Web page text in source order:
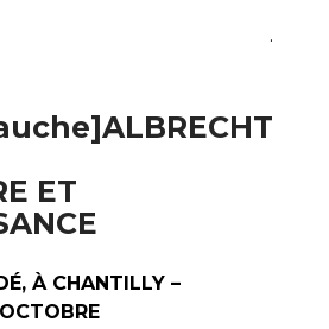
.
ALBRECHT
ET
À CHANTILLY –